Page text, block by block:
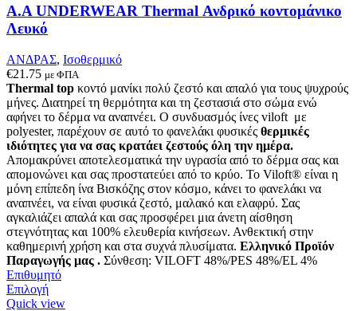
στη
Α.A UNDERWEAR Thermal Ανδρικό κοντομάνικο
Λευκό
ΑΝΔΡΑΣ, Ισοθερμικό
€21.75 με ΦΠΑ
Thermal top κοντό μανίκι πολύ ζεστό και απαλό για τους ψυχρούς
μήνες. Διατηρεί τη θερμότητα και τη ζεστασιά στο σώμα ενώ
αφήνει το δέρμα να αναπνέει. Ο συνδυασμός ίνες viloft με
polyester, παρέχουν σε αυτό το φανελάκι φυσικές θερμικές
ιδιότητες για να σας κρατάει ζεστούς όλη την ημέρα.
Απομακρύνει αποτελεσματικά την υγρασία από το δέρμα σας και
απομονώνει και σας προστατεύει από το κρύο. Το Viloft® είναι η
μόνη επίπεδη ίνα Βισκόζης στον κόσμο, κάνει το φανελάκι να
αναπνέει, να είναι φυσικά ζεστό, μαλακό και ελαφρύ. Σας
αγκαλιάζει απαλά και σας προσφέρει μια άνετη αίσθηση
στεγνότητας και 100% ελευθερία κινήσεων. Ανθεκτική στην
καθημερινή χρήση και στα συχνά πλυσίματα. Ελληνικό Προϊόν
Παραγωγής μας . Σύνθεση: VILOFT 48%/PES 48%/EL 4%
Επιθυμητό
ΕπιλογήΑυτό
το
Quick view